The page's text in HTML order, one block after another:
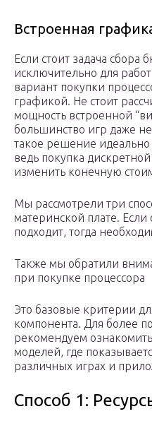
Встроенная
Если стоит задача сбора
исключительно для
вариант покупки
графикой. Не стоит
мощность встроенной
большинство игр даже не
такое решение
ведь покупка
изменить конечную
Мы рассмотрели три
материнской плате.
подходит, тогда
Также мы обратили
при покупке процессора
Это базовые критерии
компонента. Для более
рекомендуем
моделей, где
различных играх и
Способ 1: